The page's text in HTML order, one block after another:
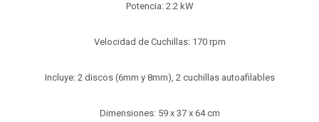
Potencia: 2.2 kW
Velocidad de Cuchillas: 170 rpm
Incluye: 2 discos (6mm y 8mm), 2 cuchillas autoafilables
Dimensiones: 59 x 37 x 64 cm